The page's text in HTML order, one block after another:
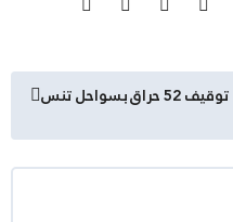
توقيف 52 حراق بسواحل تنس